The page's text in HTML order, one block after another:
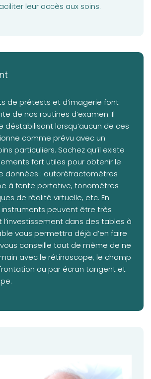
leur accès aux soins.
de prétests et d’imagerie font
de nos routines d’examen. Il
déstabilisant lorsqu’aucun de ces
comme prévu avec un
particuliers. Sachez qu’il existe
fort utiles pour obtenir le
données : autoréfractomètres
à fente portative, tonomètres
de réalité virtuelle, etc. En
peuvent être très
l’investissement dans des tables à
vous permettra déjà d’en faire
conseille tout de même de ne
avec le rétinoscope, le champ
ou par écran tangent et